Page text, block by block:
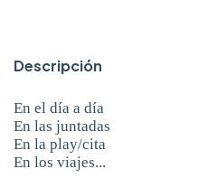
Descripción
En el día a día
En las juntadas
En la play/cita
En los viajes...